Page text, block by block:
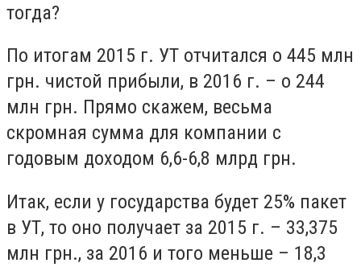
тогда?
По итогам 2015 г. УТ отчитался о 445 млн
грн. чистой прибыли, в 2016 г. – о 244
млн грн. Прямо скажем, весьма
скромная сумма для компании с
годовым доходом 6,6-6,8 млрд грн.
Итак, если у государства будет 25% пакет
в УТ, то оно получает за 2015 г. – 33,375
млн грн., за 2016 и того меньше – 18,3